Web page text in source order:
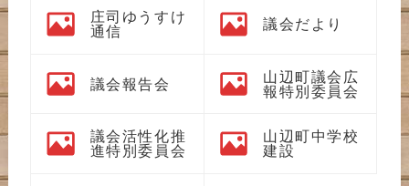
庄司ゆうすけ
通信
議会だより
議会報告会
山辺町議会広
報特別委員会
議会活性化推
進特別委員会
山辺町中学校
建設